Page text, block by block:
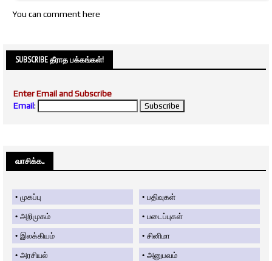
You can comment here
SUBSCRIBE தீராத பக்கங்கள்!
Enter Email and Subscribe
Email:
வாசிக்க....
முகப்பு பதிவுகள்
அறிமுகம் படைப்புகள்
இலக்கியம் சினிமா
அரசியல் அனுபவம்